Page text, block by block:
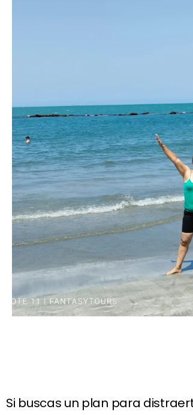
Si buscas un plan para